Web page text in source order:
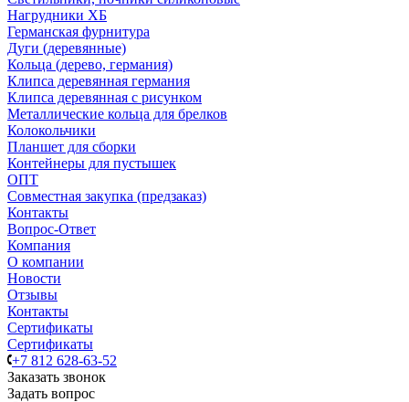
Нагрудники ХБ
Германская фурнитура
Дуги (деревянные)
Кольца (дерево, германия)
Клипса деревянная германия
Клипса деревянная с рисунком
Металлические кольца для брелков
Колокольчики
Планшет для сборки
Контейнеры для пустышек
ОПТ
Совместная закупка (предзаказ)
Контакты
Вопрос-Ответ
Компания
О компании
Новости
Отзывы
Контакты
Сертификаты
Сертификаты
+7 812 628-63-52
Заказать звонок
Задать вопрос